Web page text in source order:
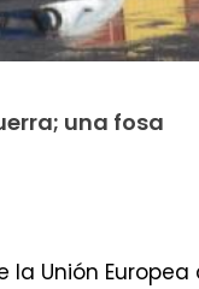
una fosa
Unión Europea